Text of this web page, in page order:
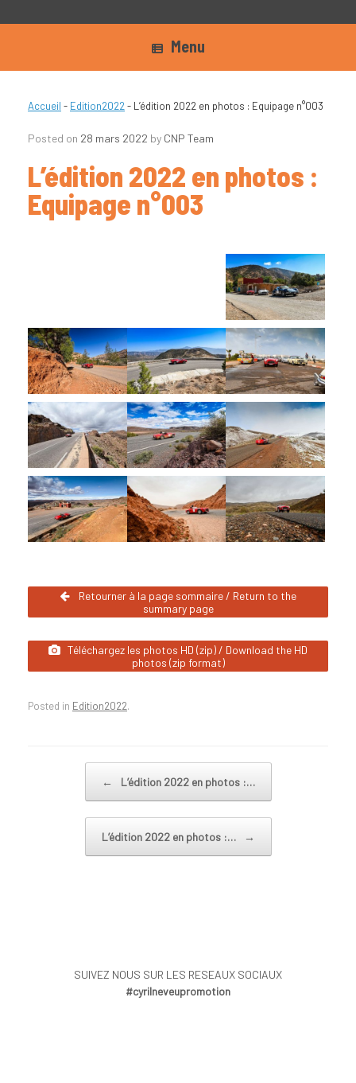
Menu
Accueil - Edition2022 - L’édition 2022 en photos : Equipage n°003
Posted on 28 mars 2022 by CNP Team
L’édition 2022 en photos :
Equipage n°003
Retourner à la page sommaire / Return to the
summary page
Téléchargez les photos HD (zip) / Download the HD
photos (zip format)
Posted in Edition2022.
← L’édition 2022 en photos :…
L’édition 2022 en photos :… →
SUIVEZ NOUS SUR LES RESEAUX SOCIAUX
#cyrilneveupromotion